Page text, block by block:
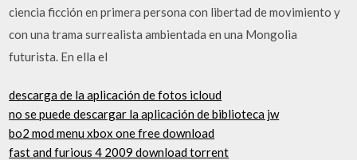
ciencia ficción en primera persona con libertad de movimiento y
con una trama surrealista ambientada en una Mongolia
futurista. En ella el
descarga de la aplicación de fotos icloud
no se puede descargar la aplicación de biblioteca jw
bo2 mod menu xbox one free download
fast and furious 4 2009 download torrent